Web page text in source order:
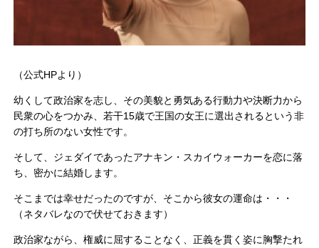
（公式HPより）
幼くして政治家を志し、その美貌と勇気ある行動力や決断力から
民衆の心をつかみ、若干15歳で王国の女王に選出されるという非
の打ち所のない女性です。
そして、ジェダイであったアナキン・スカイウォーカーを恋に落
ち、密かに結婚します。
そこまでは幸せだったのですが、そこから彼女の運命は・・・
（ネタバレなので伏せておきます）
政治家ながら、権威に屈することなく、正義を貫く姿に胸撃たれ